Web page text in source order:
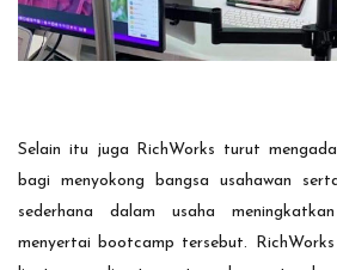
Selain itu juga RichWorks turut
bagi menyokong bangsa usahawan
sederhana dalam usaha
menyertai bootcamp tersebut.